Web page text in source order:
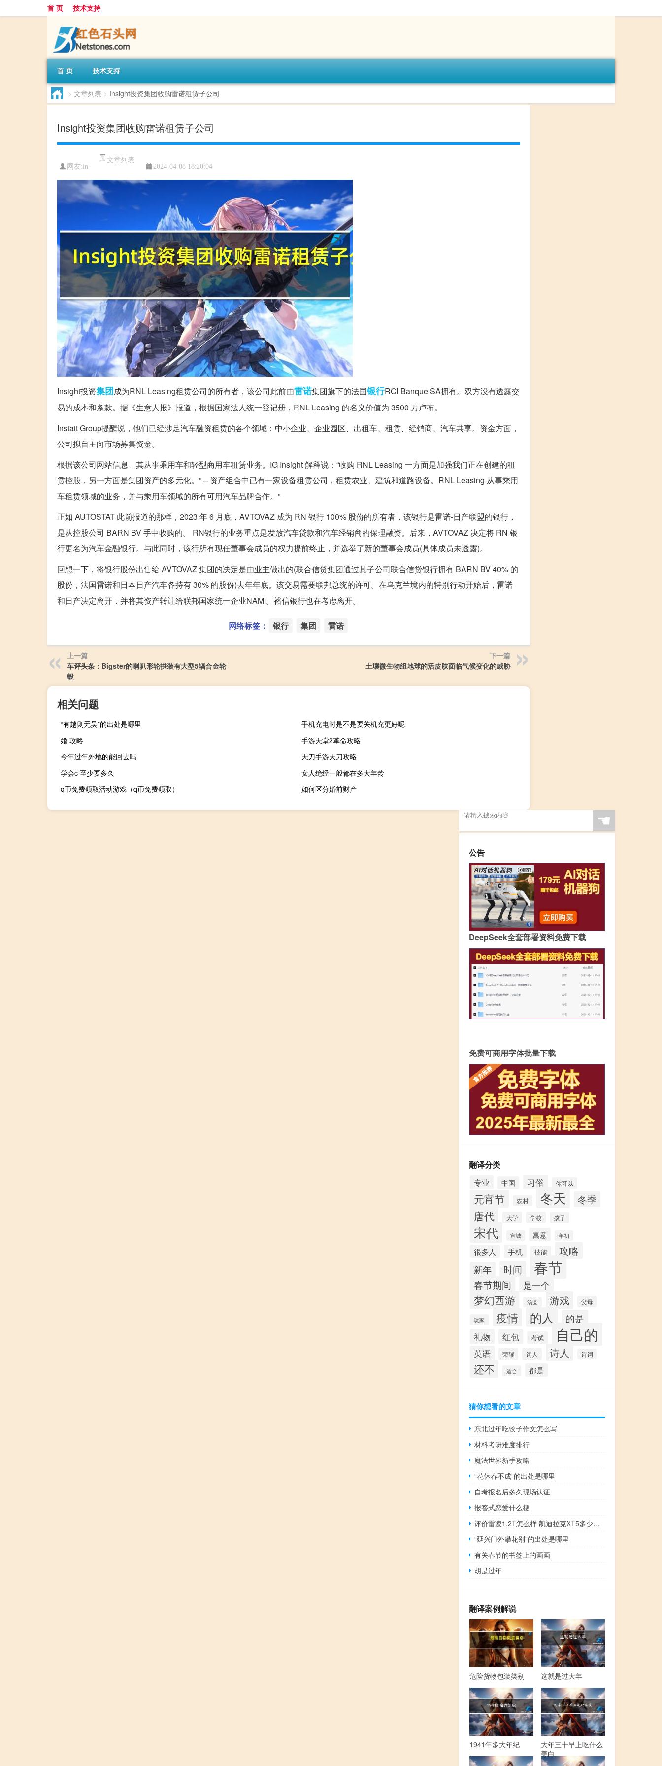
首 页 技术支持
首 页 技术支持
> 文章列表 > Insight投资集团收购雷诺租赁子公司
Insight投资集团收购雷诺租赁子公司
网友:in
文章列表
2024-04-08 18:20:04
Insight投资集团成为RNL Leasing租赁公司的所有者，该公司此前由雷诺集团旗下的法国银行RCI Banque SA拥有。双方没有透露交
易的成本和条款。据《生意人报》报道，根据国家法人统一登记册，RNL Leasing 的名义价值为 3500 万卢布。
Instait Group提醒说，他们已经涉足汽车融资租赁的各个领域：中小企业、企业园区、出租车、租赁、经销商、汽车共享。资金方面，
公司拟自主向市场募集资金。
根据该公司网站信息，其从事乘用车和轻型商用车租赁业务。IG Insight 解释说：“收购 RNL Leasing 一方面是加强我们正在创建的租
赁控股，另一方面是集团资产的多元化。” – 资产组合中已有一家设备租赁公司，租赁农业、建筑和道路设备。RNL Leasing 从事乘用
车租赁领域的业务，并与乘用车领域的所有可用汽车品牌合作。”
正如 AUTOSTAT 此前报道的那样，2023 年 6 月底，AVTOVAZ 成为 RN 银行 100% 股份的所有者，该银行是雷诺-日产联盟的银行，
是从控股公司 BARN BV 手中收购的。 RN银行的业务重点是发放汽车贷款和汽车经销商的保理融资。后来，AVTOVAZ 决定将 RN 银
行更名为汽车金融银行。与此同时，该行所有现任董事会成员的权力提前终止，并选举了新的董事会成员(具体成员未透露)。
回想一下，将银行股份出售给 AVTOVAZ 集团的决定是由业主做出的(联合信贷集团通过其子公司联合信贷银行拥有 BARN BV 40% 的
股份，法国雷诺和日本日产汽车各持有 30% 的股份)去年年底。该交易需要联邦总统的许可。在乌克兰境内的特别行动开始后，雷诺
和日产决定离开，并将其资产转让给联邦国家统一企业NAMI。裕信银行也在考虑离开。
网络标签： 银行 集团 雷诺
上一篇
车评头条：Bigster的喇叭形轮拱装有大型5辐合金轮
毂
下一篇
土壤微生物组地球的活皮肤面临气候变化的威胁
相关问题
“有越则无吴”的出处是哪里
手机充电时是不是要关机充更好呢
婚 攻略
手游天堂2革命攻略
今年过年外地的能回去吗
天刀手游天刀攻略
学会c 至少要多久
女人绝经一般都在多大年龄
q币免费领取活动游戏（q币免费领取）
如何区分婚前财产
☚
公告
DeepSeek全套部署资料免费下载
免费可商用字体批量下载
翻译分类
专业
中国 习俗 你可以
元宵节 农村 冬天 冬季
唐代 大学 学校 孩子
宋代 宣城 寓意 年初
很多人 手机 技能 攻略
新年 时间 春节
春节期间 是一个
梦幻西游 汤圆 游戏 父母
玩家 疫情 的人 的是
礼物 红包 考试 自己的
英语 荣耀 词人 诗人 诗词
还不 适合 都是
猜你想看的文章
东北过年吃饺子作文怎么写
材料考研难度排行
魔法世界新手攻略
“花休春不成”的出处是哪里
自考报名后多久现场认证
报答式恋爱什么梗
评价雷凌1.2T怎么样 凯迪拉克XT5多少钱？
“延兴门外攀花别”的出处是哪里
有关春节的书签上的画画
胡是过年
翻译案例解说
危险货物包装类别 这就是过大年
1941年多大年纪
大年三十早上吃什么
美白